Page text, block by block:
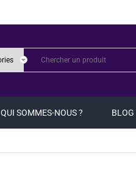
QUI SOMMES-NOUS ? BLOG